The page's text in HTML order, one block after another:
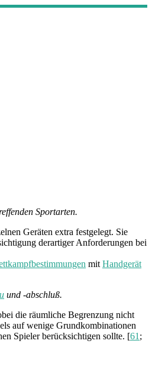
Sportarten.
Geräten extra festgelegt. Sie
derartiger Anforderungen bei
mit Handgerät
und -abschluß.
die räumliche Begrenzung nicht
auf wenige Grundkombinationen
Spieler berücksichtigen sollte. [61 ;